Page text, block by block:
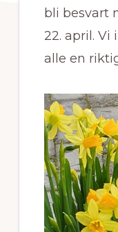
bli besvart
22. april. Vi
alle en